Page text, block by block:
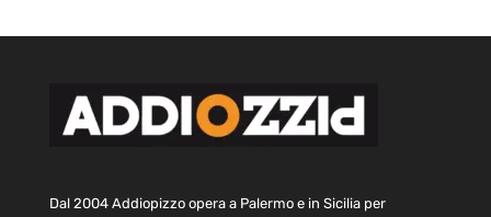
Dal 2004 Addiopizzo opera a Palermo e in Sicilia per